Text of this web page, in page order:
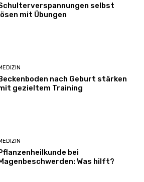
selbst
mit Übungen
nach Geburt stärken
gezieltem Training
Pflanzenheilkunde bei
Magenbeschwerden: Was hilft?